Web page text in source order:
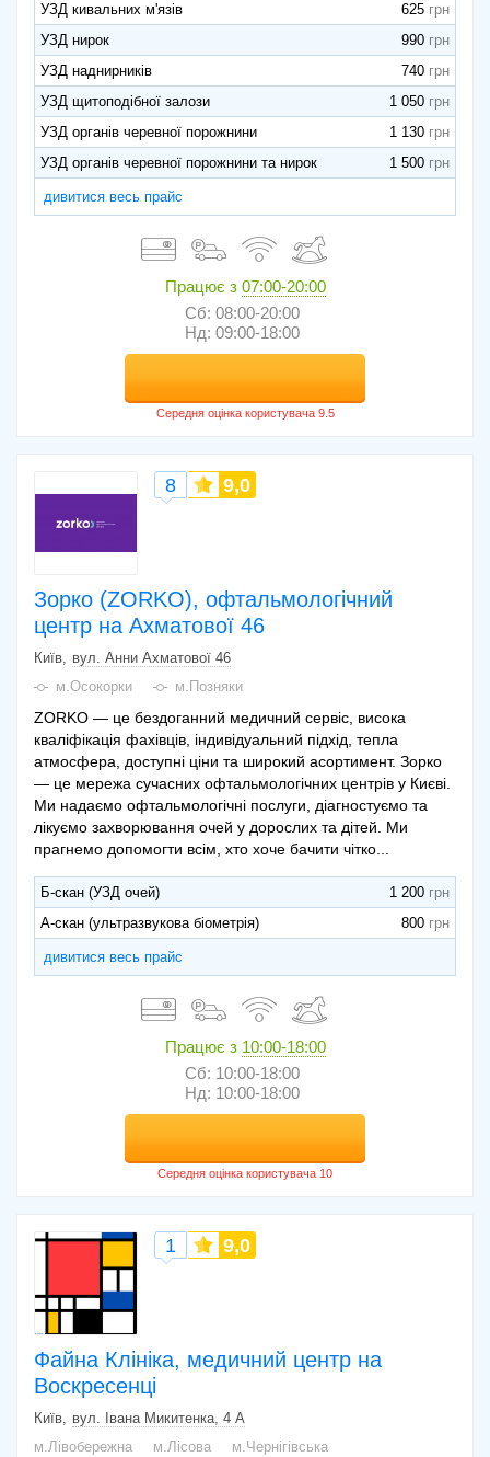
УЗД кивальних м'язів
625
УЗД нирок
990
УЗД наднирників
740
УЗД щитоподібної залози
1 050
УЗД органів черевної порожнини
1 130
УЗД органів черевної порожнини та нирок
1 500
дивитися весь прайс
Працює з 07:00-20:00
Сб: 08:00-20:00
Нд: 09:00-18:00
Зорко (ZORKO), офтальмологічний
центр на Ахматової 46
8 9,0
Київ
вул. Анни Ахматової 46
м.Осокорки
м.Позняки
ZORKO — це бездоганний медичний сервіс, висока
кваліфікація фахівців, індивідуальний підхід, тепла
атмосфера, доступні ціни та широкий асортимент. Зорко
— це мережа сучасних офтальмологічних центрів у Києві.
Ми надаємо офтальмологічні послуги, діагностуємо та
лікуємо захворювання очей у дорослих та дітей. Ми
прагнемо допомогти всім, хто хоче бачити чітко...
Б-скан (УЗД очей)
1 200
А-скан (ультразвукова біометрія)
800
дивитися весь прайс
Працює з 10:00-18:00
Сб: 10:00-18:00
Нд: 10:00-18:00
Файна Клініка, медичний центр на
Воскресенці
1 9,0
Київ
вул. Івана Микитенка, 4 А
м.Лівобережна
м.Лісова м.Чернігівська